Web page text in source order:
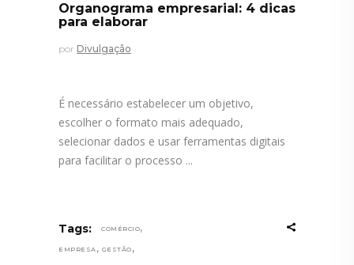
Organograma empresarial: 4 dicas
para elaborar
por Divulgação
É necessário estabelecer um objetivo,
escolher o formato mais adequado,
selecionar dados e usar ferramentas digitais
para facilitar o processo
Tags: COMÉRCIO,
EMPRESA , GESTÃO ,